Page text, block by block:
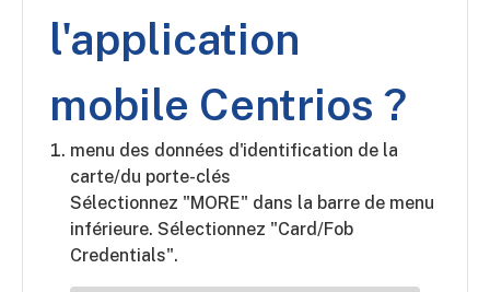
l'application
mobile Centrios ?
menu des données d'identification de la
carte/du porte-clés
Sélectionnez "MORE" dans la barre de menu
inférieure. Sélectionnez "Card/Fob
Credentials".